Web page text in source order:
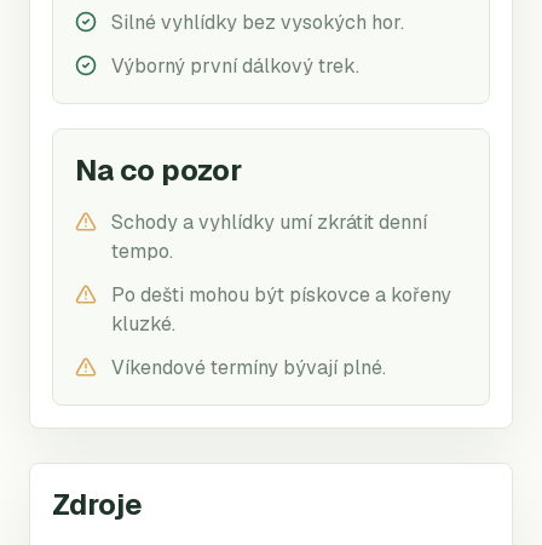
Silné vyhlídky bez vysokých hor.
Výborný první dálkový trek.
Na co pozor
Schody a vyhlídky umí zkrátit denní
tempo.
Po dešti mohou být pískovce a kořeny
kluzké.
Víkendové termíny bývají plné.
Zdroje